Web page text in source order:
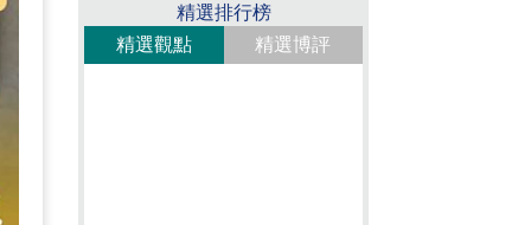
精選排行榜
精選觀點
精選博評